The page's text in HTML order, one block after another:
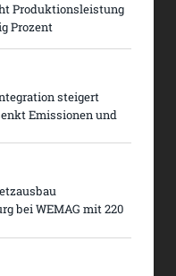
Produktionsleistung
Prozent
steigert
Emissionen und
bei WEMAG mit 220